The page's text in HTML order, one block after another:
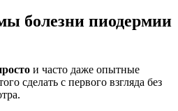
болезни пиодермии
и часто даже опытные
сделать с первого взгляда без